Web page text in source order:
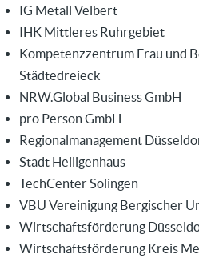
IG Metall Velbert
IHK Mittleres Ruhrgebiet
Kompetenzzentrum Frau und
Städtedreieck
NRW.Global Business GmbH
pro Person GmbH
Regionalmanagement
Stadt Heiligenhaus
TechCenter Solingen
VBU Vereinigung Bergischer
Wirtschaftsförderung
Wirtschaftsförderung Kreis